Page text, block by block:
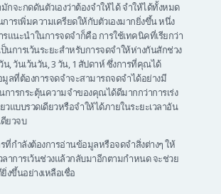
กจะกดดันตัวเองว่าต้องจำให้ได้ จำให้ได้ทั้งหมด
ารเพิ่มความเครียดให้กับตัวเองมากยิ่งขึ้น หนึ่ง
แนะนำในการจดจำก็คือ การใช้เทคนิคที่เรียกว่า
เป็นการเว้นระยะสำหรับการจดจำให้ห่างกันสักช่วง
น, วันเว้นวัน, 3 วัน, 1 สัปดาห์ ซึ่งการที่คุณได้
ลที่ต้องการจดจำจะสามารถจดจำได้อย่างมี
การกระตุ้นความจำของคุณได้ดีมากกว่าการเร่ง
วแบบรวดเดียวหรือจำให้ได้ภายในระยะเวลาอัน
ดียวจบ
ที่กำลังต้องการอ่านข้อมูลหรือจดจำสิ่งต่างๆ ให้
ลาการเว้นช่วงแล้วกลับมาอีกตามกำหนด จะช่วย
ขึ้นอย่างเหลือเชื่อ